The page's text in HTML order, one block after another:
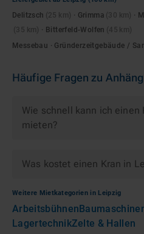
Delitzsch · Grimma ·
· Bitterfeld-Wolfen
Messebau · Gründerzeitgebäude /
Häufige Fragen zu
Wie schnell kann ich einen
mieten?
Was kostet einen Kran in
Weitere Mietkategorien in Leipzig
Arbeitsbühnen
LagertechnikZelte & Hallen